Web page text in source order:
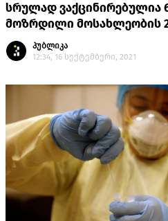
სრულად ვაქცინირებულია
მოზრდილი მოსახლეობის
პუბლიკა
12:34, 16 სექტემბერი, 2021